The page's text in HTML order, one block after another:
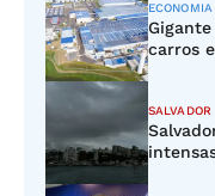
ECONOMIA
carros
SALVADOR